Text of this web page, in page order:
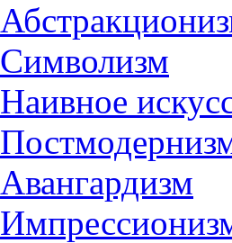
Символизм
Наивное
Авангардизм